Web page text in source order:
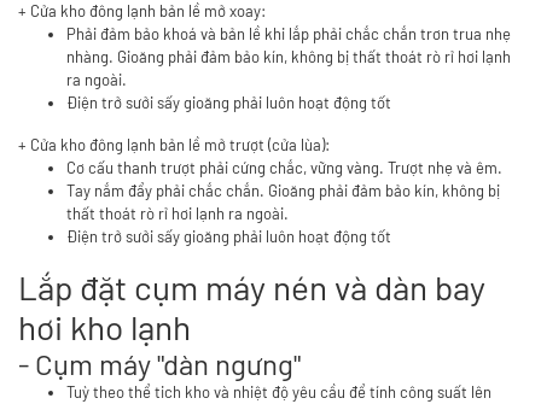
+ Cửa kho đông lạnh bản lề mở xoay:
Phải đảm bảo khoá và bản lề khi lắp phải chắc chắn trơn trua nhẹ
nhàng. Gioăng phải đảm bảo kín, không bị thất thoát rò rỉ hơi lạnh
ra ngoài.
Điện trở sưởi sấy gioăng phải luôn hoạt động tốt
+ Cửa kho đông lạnh bản lề mở trượt (cửa lùa):
Cơ cấu thanh trượt phải cứng chắc, vững vàng. Trượt nhẹ và êm.
Tay nắm đẩy phải chắc chắn. Gioăng phải đảm bảo kín, không bị
thất thoát rò rỉ hơi lạnh ra ngoài.
Điện trở sưởi sấy gioăng phải luôn hoạt động tốt
Lắp đặt cụm máy nén và dàn bay
hơi kho lạnh
- Cụm máy "dàn ngưng"
Tuỳ theo thể tich kho và nhiệt độ yêu cầu để tính công suất lên